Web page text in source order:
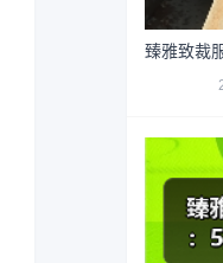
臻雅致裁